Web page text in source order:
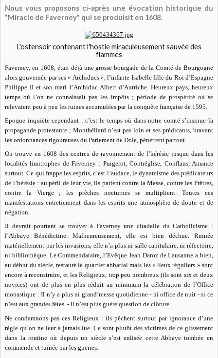
Nous vous proposons ci-après une évocation historique du
"Miracle de Faverney" qui se produisit en 1608.
L'ostensoir contenant l'hostie miraculeusement sauvée des
flammes
Faverney, en 1608, était déjà une grosse bourgade de la Comté de Bourgogne
alors gouvernée par ses « Archiducs », l’infante Isabelle fille du Roi d’Espagne
Philippe II et son mari l’Archiduc Albert d’Autriche. Heureux pays, heureux
temps où l’on ne connaissait pas les impôts ; période de prospérité où se
relevaient peu à peu les ruines accumulées par la conquête française de 1595.
Epoque inquiète cependant : c’est le temps où dans notre comté s’insinue la
propagande protestante ; Montbéliard n’est pas loin et ses prédicants, bravant
les ordonnances rigoureuses du Parlement de Dole, pénètrent partout.
On trouve en 1608 des centres de rayonnement de l’hérésie jusque dans les
localités limitrophes de Faverney : Purgerot, Contréglise, Conflans, Amance
surtout. Ce qui frappe les esprits, c’est l’audace, le dynamisme des prédicateurs
de l’hérésie : au péril de leur vie, ils parlent contre la Messe, contre les Prêtres,
contre la Vierge ; les prêches nocturnes se multiplient. Toutes ces
manifestations entretiennent dans les esprits une atmosphère de doute et de
négation.
Il devrait pourtant se trouver à Faverney une citadelle du Catholicisme :
l’Abbaye Bénédictine. Malheureusement, elle est bien déchue. Ruinée
matériellement par les invasions, elle n’a plus ni salle capitulaire, ni réfectoire,
ni bibliothèque. Le Commendataire, l’Evêque Jean Daroz de Lausanne a bien,
au début du siècle, restauré le quartier abbatial mais les « lieux réguliers » sont
encore à reconstruire, et les Religieux, trop peu nombreux (ils sont six et deux
novices) ont de plus en plus réduit au minimum la célébration de l’Office
monastique : Il n’y a plus ni grand’messe quotidienne - ni office de nuit - si ce
n’est aux grandes fêtes. - Il n’est plus guère question de clôture.
Ne condamnons pas ces Religieux : ils pêchent surtout par ignorance d’une
règle qu’on ne leur a jamais lue. Ce sont plutôt des victimes de ce glissement
dans la routine où depuis un siècle s’est enlisée cette Abbaye tombée en
commende et ruinée par les guerres.